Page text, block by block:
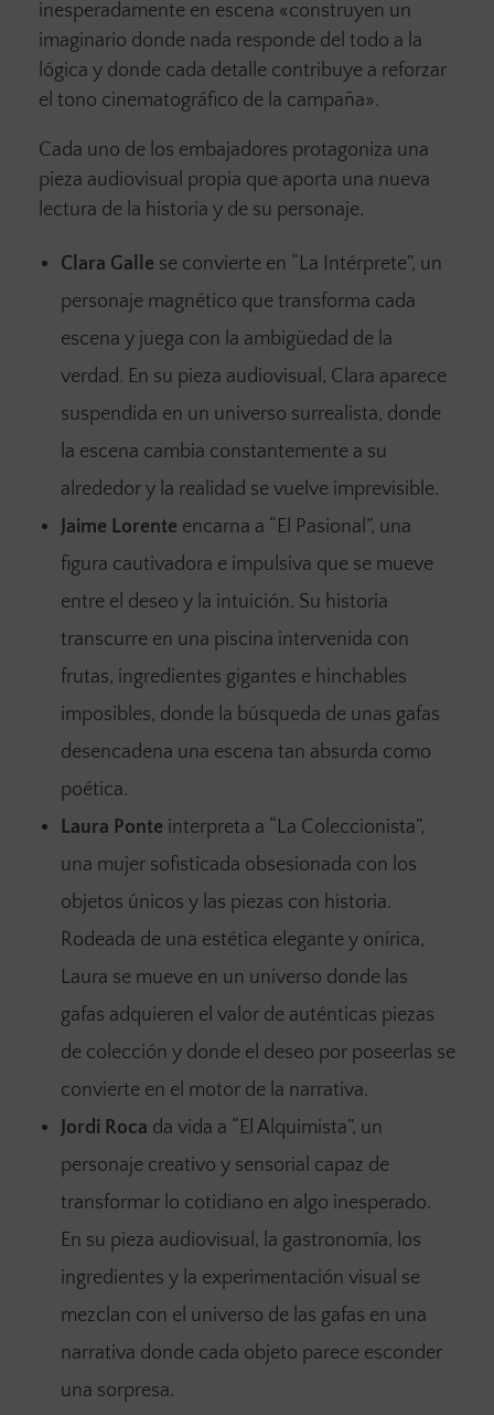
inesperadamente en escena «construyen un
imaginario donde nada responde del todo a la
lógica y donde cada detalle contribuye a reforzar
el tono cinematográfico de la campaña».
Cada uno de los embajadores protagoniza una
pieza audiovisual propia que aporta una nueva
lectura de la historia y de su personaje.
Clara Galle se convierte en “La Intérprete”, un
personaje magnético que transforma cada
escena y juega con la ambigüedad de la
verdad. En su pieza audiovisual, Clara aparece
suspendida en un universo surrealista, donde
la escena cambia constantemente a su
alrededor y la realidad se vuelve imprevisible.
Jaime Lorente encarna a “El Pasional”, una
figura cautivadora e impulsiva que se mueve
entre el deseo y la intuición. Su historia
transcurre en una piscina intervenida con
frutas, ingredientes gigantes e hinchables
imposibles, donde la búsqueda de unas gafas
desencadena una escena tan absurda como
poética.
Laura Ponte interpreta a “La Coleccionista”,
una mujer sofisticada obsesionada con los
objetos únicos y las piezas con historia.
Rodeada de una estética elegante y onírica,
Laura se mueve en un universo donde las
gafas adquieren el valor de auténticas piezas
de colección y donde el deseo por poseerlas se
convierte en el motor de la narrativa.
Jordi Roca da vida a “El Alquimista”, un
personaje creativo y sensorial capaz de
transformar lo cotidiano en algo inesperado.
En su pieza audiovisual, la gastronomía, los
ingredientes y la experimentación visual se
mezclan con el universo de las gafas en una
narrativa donde cada objeto parece esconder
una sorpresa.